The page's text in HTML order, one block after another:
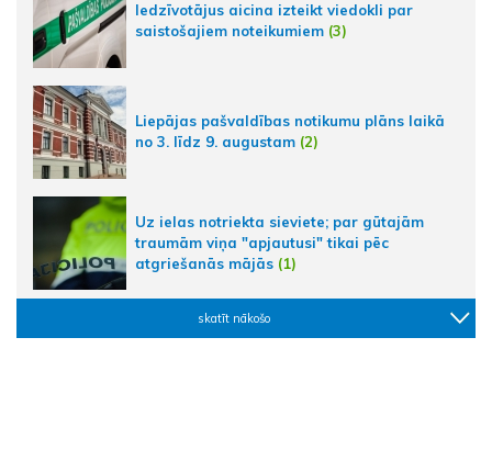
Iedzīvotājus aicina izteikt viedokli par
saistošajiem noteikumiem (3)
Liepājas pašvaldības notikumu plāns laikā
no 3. līdz 9. augustam (2)
Uz ielas notriekta sieviete; par gūtajām
traumām viņa "apjautusi" tikai pēc
atgriešanās mājās (1)
skatīt nākošo